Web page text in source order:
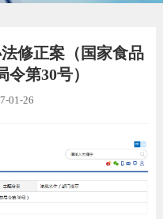
修正案（国家食品
第30号）
01-26